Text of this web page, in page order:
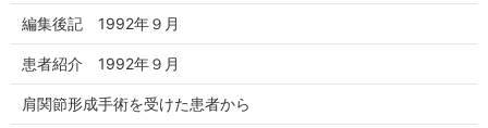
編集後記 1992年９月
患者紹介 1992年９月
肩関節形成手術を受けた患者から